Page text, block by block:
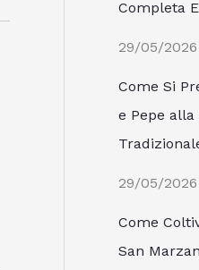
Completa
29/05/2026
Come Si
e Pepe alla
29/05/2026
Come
San